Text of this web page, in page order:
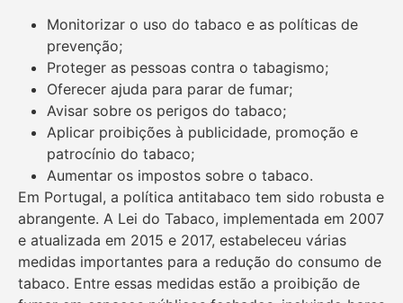
Monitorizar o uso do tabaco e as políticas de
prevenção;
Proteger as pessoas contra o tabagismo;
Oferecer ajuda para parar de fumar;
Avisar sobre os perigos do tabaco;
Aplicar proibições à publicidade, promoção e
patrocínio do tabaco;
Aumentar os impostos sobre o tabaco.
Em Portugal, a política antitabaco tem sido robusta e
abrangente. A Lei do Tabaco, implementada em 2007
e atualizada em 2015 e 2017, estabeleceu várias
medidas importantes para a redução do consumo de
tabaco. Entre essas medidas estão a proibição de